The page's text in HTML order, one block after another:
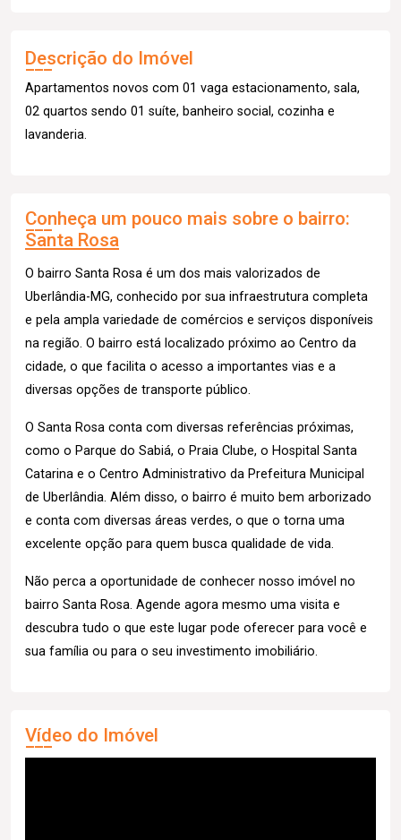
Descrição do Imóvel
Apartamentos novos com 01 vaga estacionamento, sala,
02 quartos sendo 01 suíte, banheiro social, cozinha e
lavanderia.
Conheça um pouco mais sobre o bairro:
Santa Rosa
O bairro Santa Rosa é um dos mais valorizados de
Uberlândia-MG, conhecido por sua infraestrutura completa
e pela ampla variedade de comércios e serviços disponíveis
na região. O bairro está localizado próximo ao Centro da
cidade, o que facilita o acesso a importantes vias e a
diversas opções de transporte público.
O Santa Rosa conta com diversas referências próximas,
como o Parque do Sabiá, o Praia Clube, o Hospital Santa
Catarina e o Centro Administrativo da Prefeitura Municipal
de Uberlândia. Além disso, o bairro é muito bem arborizado
e conta com diversas áreas verdes, o que o torna uma
excelente opção para quem busca qualidade de vida.
Não perca a oportunidade de conhecer nosso imóvel no
bairro Santa Rosa. Agende agora mesmo uma visita e
descubra tudo o que este lugar pode oferecer para você e
sua família ou para o seu investimento imobiliário.
Vídeo do Imóvel